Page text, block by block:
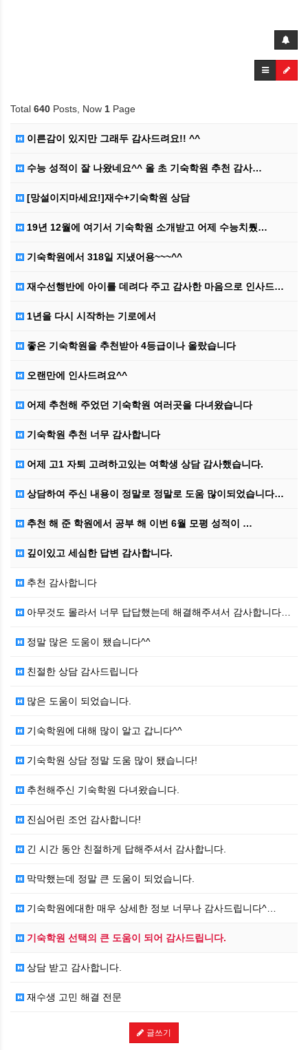
Total 640 Posts, Now 1 Page
이른감이 있지만 그래두 감사드려요!! ^^
수능 성적이 잘 나왔네요^^ 올 초 기숙학원 추천 감사…
[망설이지마세요!]재수+기숙학원 상담
19년 12월에 여기서 기숙학원 소개받고 어제 수능치뤘…
기숙학원에서 318일 지냈어용~~~^^
재수선행반에 아이를 데려다 주고 감사한 마음으로 인사드…
1년을 다시 시작하는 기로에서
좋은 기숙학원을 추천받아 4등급이나 올랐습니다
오랜만에 인사드려요^^
어제 추천해 주었던 기숙학원 여러곳을 다녀왔습니다
기숙학원 추천 너무 감사합니다
어제 고1 자퇴 고려하고있는 여학생 상담 감사했습니다.
상담하여 주신 내용이 정말로 정말로 도움 많이되었습니다…
추천 해 준 학원에서 공부 해 이번 6월 모평 성적이 …
깊이있고 세심한 답변 감사합니다.
추천 감사합니다
아무것도 몰라서 너무 답답했는데 해결해주셔서 감사합니다…
정말 많은 도움이 됐습니다^^
친절한 상담 감사드립니다
많은 도움이 되었습니다.
기숙학원에 대해 많이 알고 갑니다^^
기숙학원 상담 정말 도움 많이 됐습니다!
추천해주신 기숙학원 다녀왔습니다.
진심어린 조언 감사합니다!
긴 시간 동안 친절하게 답해주셔서 감사합니다.
막막했는데 정말 큰 도움이 되었습니다.
기숙학원에대한 매우 상세한 정보 너무나 감사드립니다^…
기숙학원 선택의 큰 도움이 되어 감사드립니다.
상담 받고 감사합니다.
재수생 고민 해결 전문
글쓰기